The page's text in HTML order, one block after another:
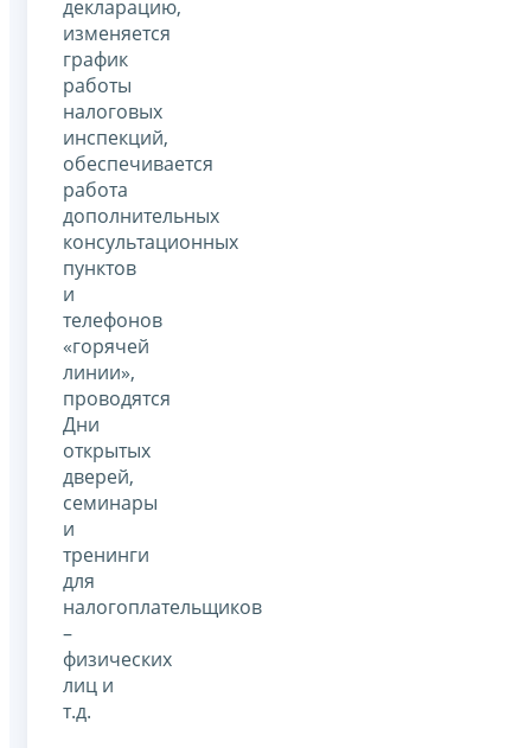
декларацию,
изменяется
график
работы
налоговых
инспекций,
обеспечивается
работа
дополнительных
консультационных
пунктов
и
телефонов
«горячей
линии»,
проводятся
Дни
открытых
дверей,
семинары
и
тренинги
для
налогоплательщиков
–
физических
лиц и
т.д.